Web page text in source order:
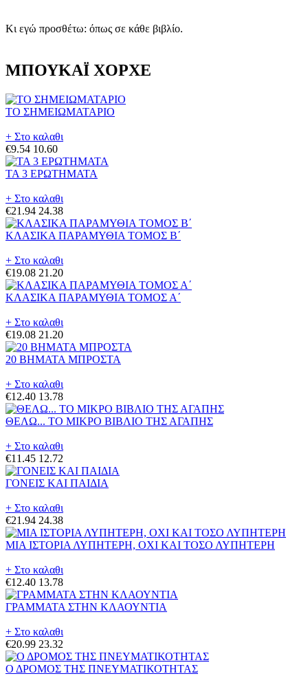
Κι εγώ προσθέτω: όπως σε κάθε βιβλίο.
ΜΠΟΥΚΑΪ ΧΟΡΧΕ
ΤΟ ΣΗΜΕΙΩΜΑΤΑΡΙΟ
+ Στο καλαθι
€9.54 10.60
ΤΑ 3 ΕΡΩΤΗΜΑΤΑ
+ Στο καλαθι
€21.94 24.38
ΚΛΑΣΙΚΑ ΠΑΡΑΜΥΘΙΑ ΤΟΜΟΣ Β΄
+ Στο καλαθι
€19.08 21.20
ΚΛΑΣΙΚΑ ΠΑΡΑΜΥΘΙΑ ΤΟΜΟΣ Α΄
+ Στο καλαθι
€19.08 21.20
20 ΒΗΜΑΤΑ ΜΠΡΟΣΤΑ
+ Στο καλαθι
€12.40 13.78
ΘΕΛΩ... ΤΟ ΜΙΚΡΟ ΒΙΒΛΙΟ ΤΗΣ ΑΓΑΠΗΣ
+ Στο καλαθι
€11.45 12.72
ΓΟΝΕΙΣ ΚΑΙ ΠΑΙΔΙΑ
+ Στο καλαθι
€21.94 24.38
ΜΙΑ ΙΣΤΟΡΙΑ ΛΥΠΗΤΕΡΗ, ΟΧΙ ΚΑΙ ΤΟΣΟ ΛΥΠΗΤΕΡΗ
+ Στο καλαθι
€12.40 13.78
ΓΡΑΜΜΑΤΑ ΣΤΗΝ ΚΛΑΟΥΝΤΙΑ
+ Στο καλαθι
€20.99 23.32
Ο ΔΡΟΜΟΣ ΤΗΣ ΠΝΕΥΜΑΤΙΚΟΤΗΤΑΣ